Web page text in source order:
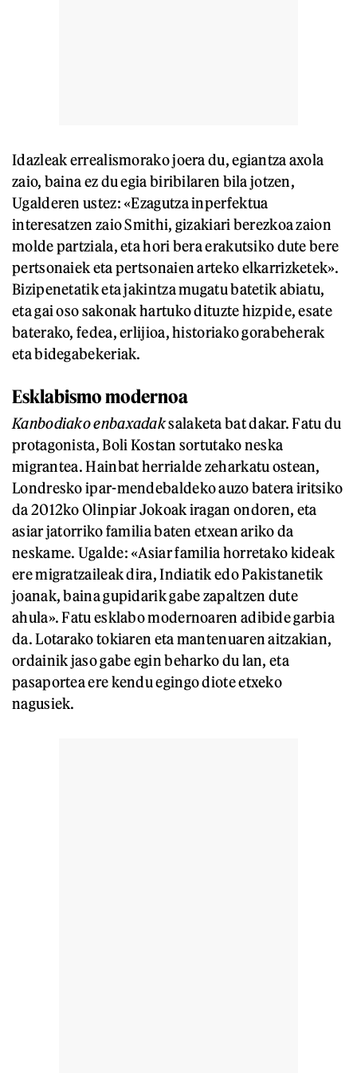
Idazleak errealismorako joera du, egiantza axola
zaio, baina ez du egia biribilaren bila jotzen,
Ugalderen ustez: «Ezagutza inperfektua
interesatzen zaio Smithi, gizakiari berezkoa zaion
molde partziala, eta hori bera erakutsiko dute bere
pertsonaiek eta pertsonaien arteko elkarrizketek».
Bizipenetatik eta jakintza mugatu batetik abiatu,
eta gai oso sakonak hartuko dituzte hizpide, esate
baterako, fedea, erlijioa, historiako gorabeherak
eta bidegabekeriak.
Esklabismo modernoa
Kanbodiako enbaxadaksalaketa bat dakar. Fatu du
protagonista, Boli Kostan sortutako neska
migrantea. Hainbat herrialde zeharkatu ostean,
Londresko ipar-mendebaldeko auzo batera iritsiko
da 2012ko Olinpiar Jokoak iragan ondoren, eta
asiar jatorriko familia baten etxean ariko da
neskame. Ugalde: «Asiar familia horretako kideak
ere migratzaileak dira, Indiatik edo Pakistanetik
joanak, baina gupidarik gabe zapaltzen dute
ahula». Fatu esklabo modernoaren adibide garbia
da. Lotarako tokiaren eta mantenuaren aitzakian,
ordainik jaso gabe egin beharko du lan, eta
pasaportea ere kendu egingo diote etxeko
nagusiek.